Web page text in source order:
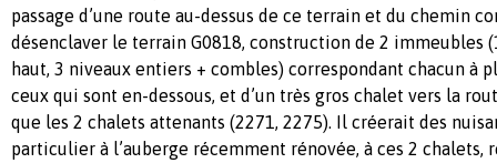
passage d’une route au-dessus de ce terrain et du chemin
désenclaver le terrain G0818, construction de 2 immeubles
haut, 3 niveaux entiers + combles) correspondant chacun à
ceux qui sont en-dessous, et d’un très gros chalet vers la
que les 2 chalets attenants (2271, 2275). Il créerait des
particulier à l’auberge récemment rénovée, à ces 2 chalets,